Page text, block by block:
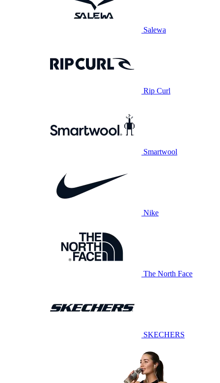
Salewa
Rip Curl
Smartwool
Nike
The North Face
SKECHERS